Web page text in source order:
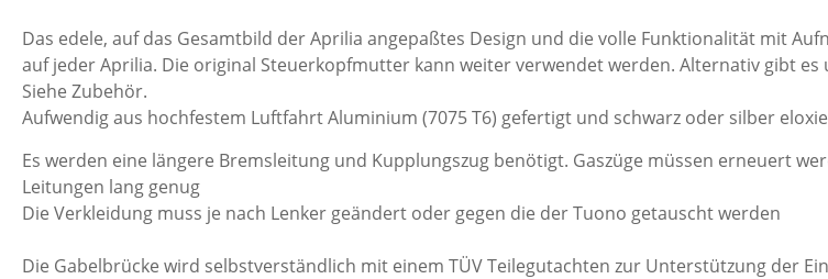
Das edele, auf das Gesamtbild der Aprilia angepaßtes Design und die volle Funktionalität mit
auf jeder Aprilia. Die original Steuerkopfmutter kann weiter verwendet werden. Alternativ gibt
Siehe Zubehör.
Aufwendig aus hochfestem Luftfahrt Aluminium (7075 T6) gefertigt und schwarz oder silber
Es werden eine längere Bremsleitung und Kupplungszug benötigt. Gaszüge müssen erneuert
Leitungen lang genug
Die Verkleidung muss je nach Lenker geändert oder gegen die der Tuono getauscht werden
Die Gabelbrücke wird selbstverständlich mit einem TÜV Teilegutachten zur Unterstützung der